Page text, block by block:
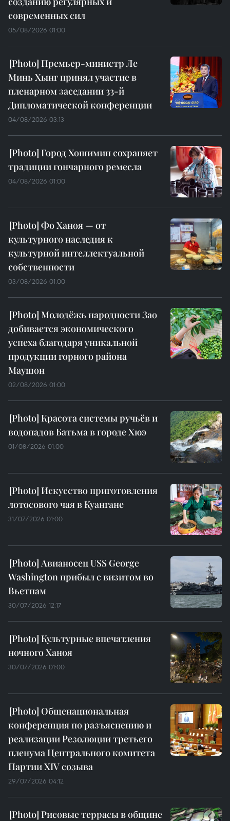
современных сил
05/08/2026 01:00
Премьер-министр Ле
Минь Хынг принял участие в
пленарном заседании 33-й
Дипломатической конференции
04/08/2026 03:13
Город Хошимин сохраняет
традиции гончарного ремесла
04/08/2026 01:00
Фо Ханоя — от
культурного наследия к
культурной интеллектуальной
собственности
03/08/2026 01:00
Молодёжь народности Зао
добивается экономического
успеха благодаря уникальной
продукции горного района
Маушон
02/08/2026 01:00
Красота системы ручьёв и
водопадов Батьма в городе Хюэ
01/08/2026 01:00
Искусство приготовления
лотосового чая в Куангане
31/07/2026 01:00
Авианосец USS George
Washington прибыл с визитом во
Вьетнам
30/07/2026 12:17
Культурные впечатления
ночного Ханоя
30/07/2026 01:00
Общенациональная
конференция по разъяснению и
реализации Резолюции третьего
пленума Центрального комитета
Партии XIV созыва
29/07/2026 04:12
Рисовые террасы в общине